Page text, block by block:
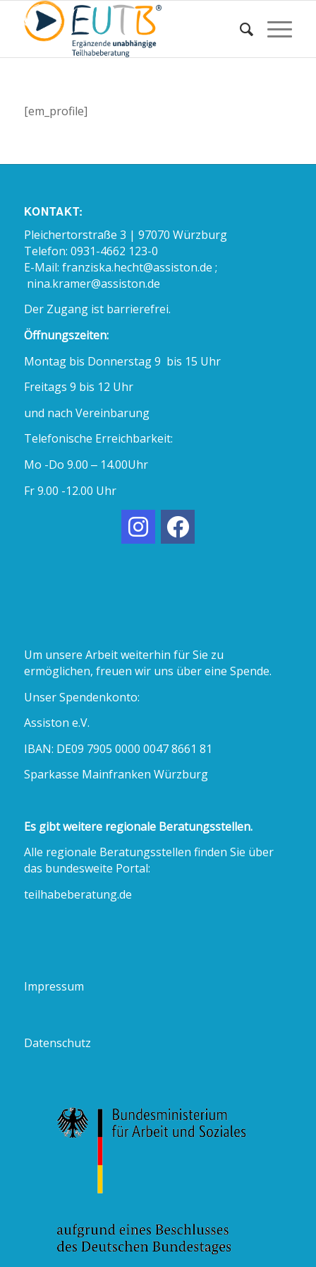
[em_profile]
KONTAKT:
Pleichertorstraße 3 | 97070 Würzburg
Telefon: 0931-4662 123-0
E-Mail: franziska.hecht@assiston.de ;
nina.kramer@assiston.de
Der Zugang ist barrierefrei.
Öffnungszeiten:
Montag bis Donnerstag 9 bis 15 Uhr
Freitags 9 bis 12 Uhr
und nach Vereinbarung
Telefonische Erreichbarkeit:
Mo -Do 9.00 – 14.00Uhr
Fr 9.00 -12.00 Uhr
Um unsere Arbeit weiterhin für Sie zu
ermöglichen, freuen wir uns über eine Spende.
Unser Spendenkonto:
Assiston e.V.
IBAN: DE09 7905 0000 0047 8661 81
Sparkasse Mainfranken Würzburg
Es gibt weitere regionale Beratungsstellen.
Alle regionale Beratungsstellen finden Sie über
das bundesweite Portal:
teilhabeberatung.de
Impressum
Datenschutz